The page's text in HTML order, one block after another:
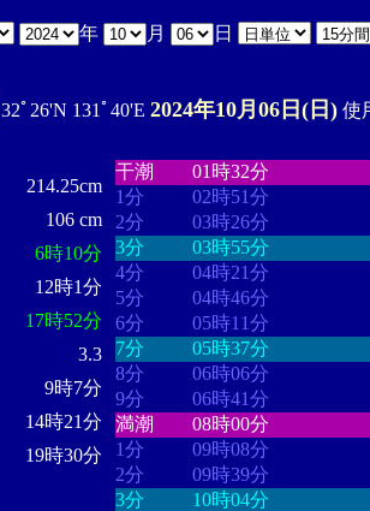
年 月 日
32ﾟ26'N 131ﾟ40'E 2024年10月06日(日) 使
214.25cm
106 cm
6時10分
12時1分
17時52分
3.3
9時7分
14時21分
19時30分
干潮
01時32分
1分
02時51分
2分
03時26分
3分
03時55分
4分
04時21分
5分
04時46分
6分
05時11分
7分
05時37分
8分
06時06分
9分
06時41分
満潮
08時00分
1分
09時08分
2分
09時39分
3分
10時04分